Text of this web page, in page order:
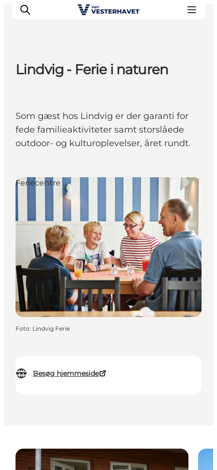
Vores Byer
Mad & Overnatning
Køb billet
Planlæg din ferie
Lindvig - Ferie i naturen
Som gæst hos Lindvig er der garanti for
fede familieaktiviteter samt storslåede
outdoor- og kulturoplevelser, året rundt.
Besøg hjemmeside
Feriecentre
Foto: Lindvig Ferie